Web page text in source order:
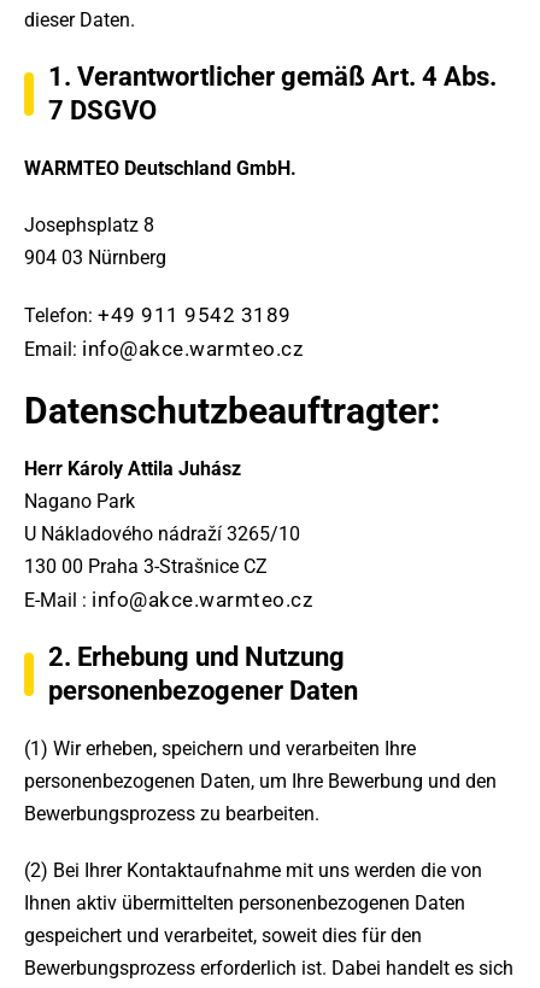
dieser Daten.
1. Verantwortlicher gemäß Art. 4 Abs.
7 DSGVO
WARMTEO Deutschland GmbH.
Josephsplatz 8
904 03 Nürnberg
Telefon: +49 911 9542 3189
Email: info@akce.warmteo.cz
Datenschutzbeauftragter:
Herr Károly Attila Juhász
Nagano Park
U Nákladového nádraží 3265/10
130 00 Praha 3-Strašnice CZ
E-Mail : info@akce.warmteo.cz
2. Erhebung und Nutzung
personenbezogener Daten
(1) Wir erheben, speichern und verarbeiten Ihre
personenbezogenen Daten, um Ihre Bewerbung und den
Bewerbungsprozess zu bearbeiten.
(2) Bei Ihrer Kontaktaufnahme mit uns werden die von
Ihnen aktiv übermittelten personenbezogenen Daten
gespeichert und verarbeitet, soweit dies für den
Bewerbungsprozess erforderlich ist. Dabei handelt es sich